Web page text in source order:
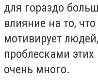
для гораздо
влияние на то,
мотивирует
проблесками
очень много.